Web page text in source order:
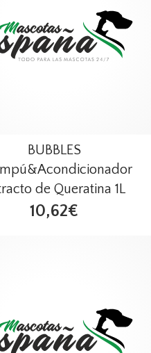
BUBBLES
de Queratina 1L
10,62€